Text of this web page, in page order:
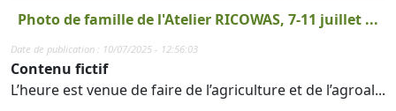
Photo de famille de l'Atelier RICOWAS, 7-11 juillet ...
Date de publication : 10/07/2025 - 12:56:03
Contenu fictif
L’heure est venue de faire de l’agriculture et de l’agroal...